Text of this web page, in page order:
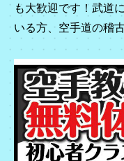
も大歓迎です！武道
いる方、空手道の稽